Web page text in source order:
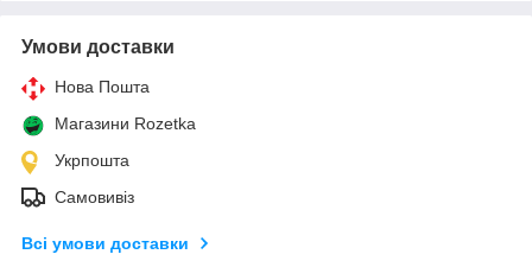
Умови доставки
Нова Пошта
Магазини Rozetka
Укрпошта
Самовивіз
Всі умови доставки